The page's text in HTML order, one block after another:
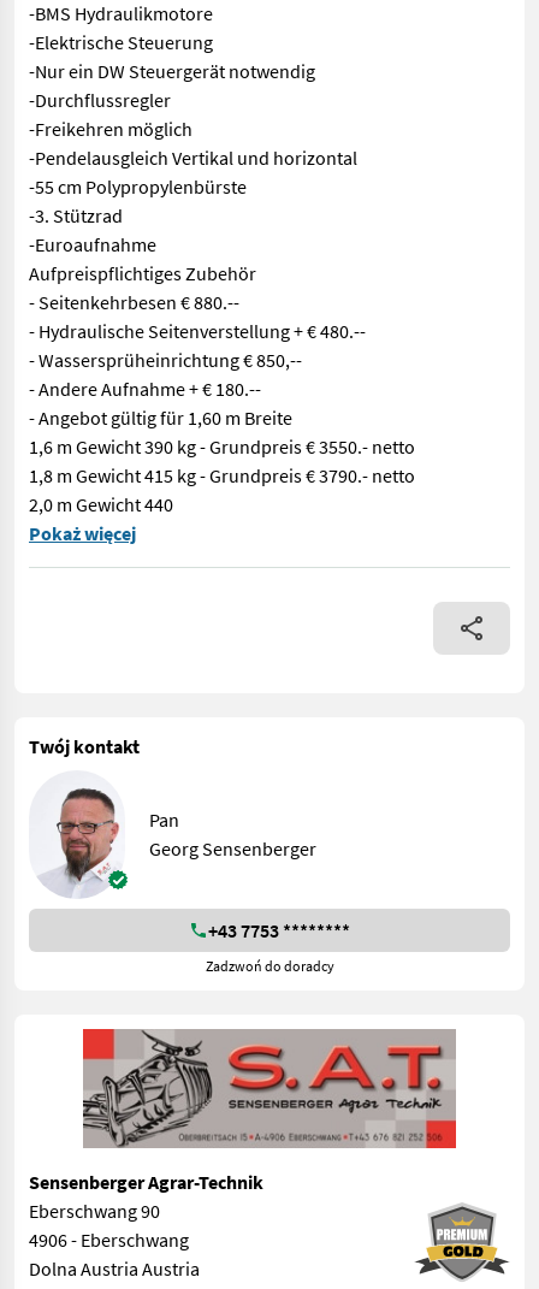
-BMS Hydraulikmotore
-Elektrische Steuerung
-Nur ein DW Steuergerät notwendig
-Durchflussregler
-Freikehren möglich
-Pendelausgleich Vertikal und horizontal
-55 cm Polypropylenbürste
-3. Stützrad
-Euroaufnahme
Aufpreispflichtiges Zubehör
- Seitenkehrbesen € 880.--
- Hydraulische Seitenverstellung + € 480.--
- Wassersprüheinrichtung € 850,--
- Andere Aufnahme + € 180.--
- Angebot gültig für 1,60 m Breite
1,6 m Gewicht 390 kg - Grundpreis € 3550.- netto
1,8 m Gewicht 415 kg - Grundpreis € 3790.- netto
2,0 m Gewicht 440
SATEX Kehrmaschine GT 1600 -Zentrale
Pokaż więcej
Twój kontakt
Pan
Georg Sensenberger
+43 7753 ********
Zadzwoń do doradcy
Sensenberger Agrar-Technik
Eberschwang 90
4906 - Eberschwang
Dolna Austria Austria